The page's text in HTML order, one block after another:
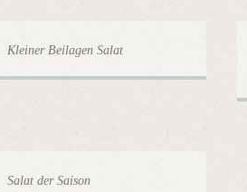
Kleiner Beilagen Salat
Salat der Saison